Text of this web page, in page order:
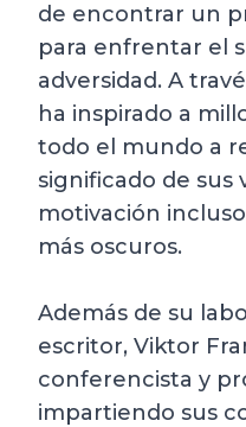
de encontrar un
para enfrentar el
adversidad. A
ha inspirado a
todo el mundo a
significado de sus
motivación
más oscuros.
Además de su
escritor, Viktor
conferencista y
impartiendo sus